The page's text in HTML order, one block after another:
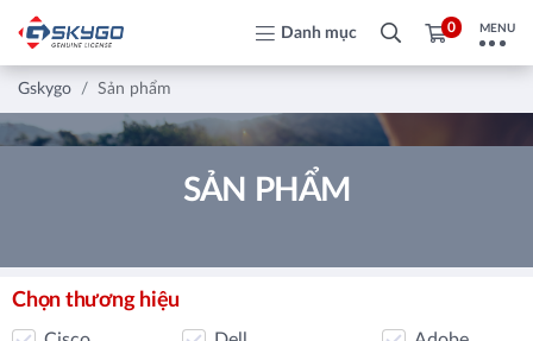
Danh mục 0 MENU
Gskygo Sản phẩm
SẢN PHẨM
Chọn thương hiệu